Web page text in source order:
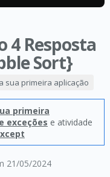
4 Resposta
Sort}
21/05/2024
sua primeira aplicação
primeira
exceções e atividade